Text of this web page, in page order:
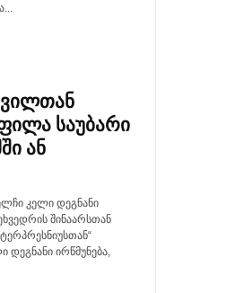
საუბარი
ან
კელი დეგნანი
შინაარსთან
დეგნანი ირწმუნება,